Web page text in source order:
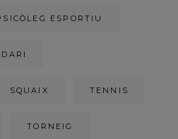
ESPORTIU
SQUAIX TENNIS
TORNEIG